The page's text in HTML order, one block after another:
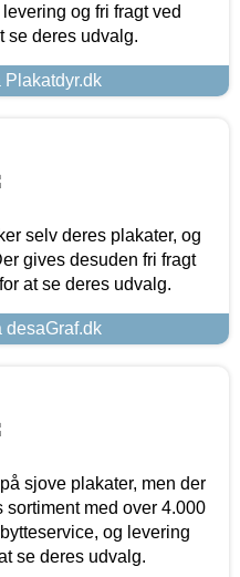
og fri fragt ved
se deres udvalg.
Plakatdyr.dk
selv deres plakater, og
gives desuden fri fragt
at se deres udvalg.
desaGraf.dk
sjove plakater, men der
sortiment med over 4.000
og levering
se deres udvalg.